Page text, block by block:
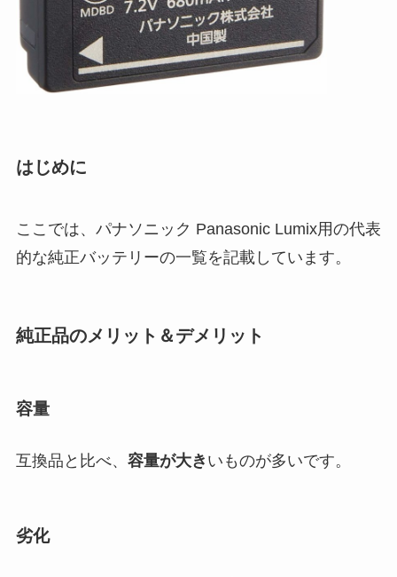
はじめに
ここでは、パナソニック Panasonic Lumix用の代表
的な純正バッテリーの一覧を記載しています。
純正品のメリット＆デメリット
容量
互換品と比べ、 容量が大き いものが多いです。
劣化